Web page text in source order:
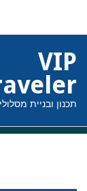
VIP
תכנון ובניית